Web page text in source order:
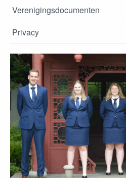
Verenigingsdocumenten
Privacy